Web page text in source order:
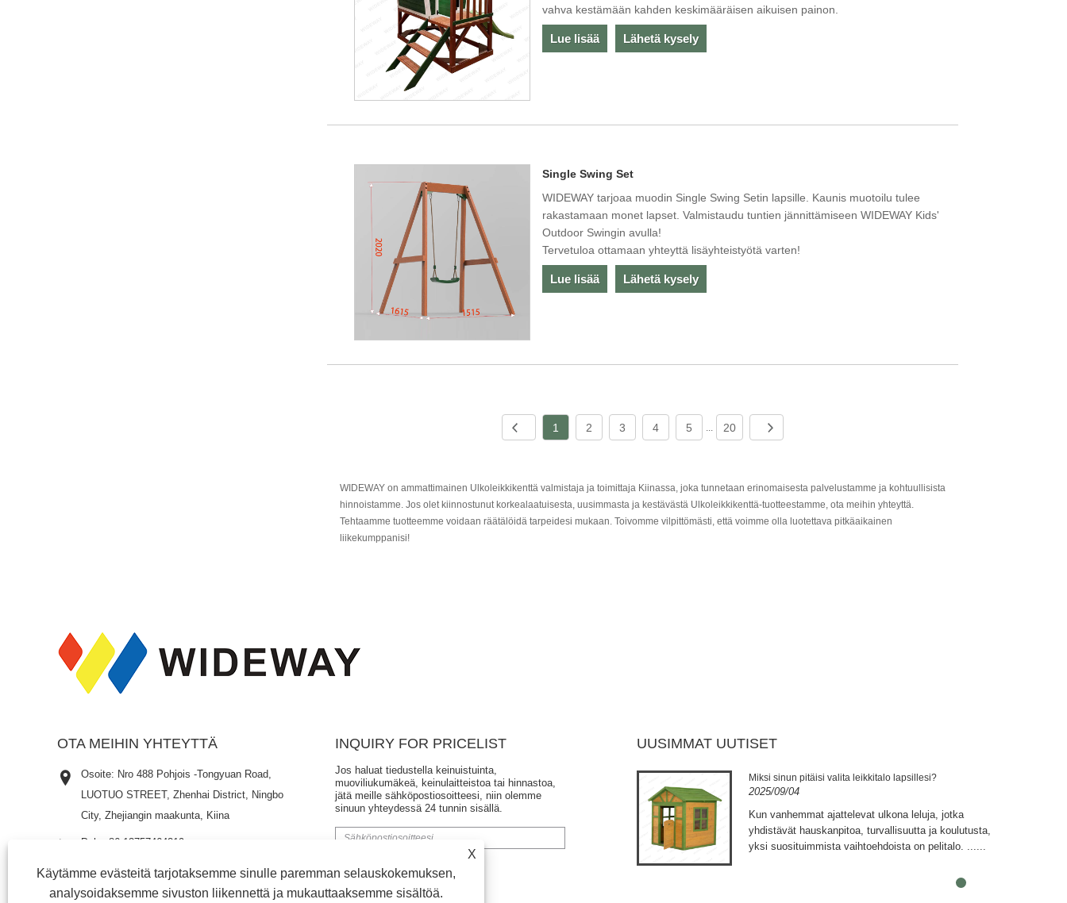
vahva kestämään kahden keskimääräisen aikuisen painon.
Lue lisää Lähetä kysely
Single Swing Set
WIDEWAY tarjoaa muodin Single Swing Setin lapsille. Kaunis muotoilu tulee
rakastamaan monet lapset. Valmistaudu tuntien jännittämiseen WIDEWAY Kids'
Outdoor Swingin avulla!
Tervetuloa ottamaan yhteyttä lisäyhteistyötä varten!
Lue lisää Lähetä kysely
1 2 3 4 5 ... 20
WIDEWAY on ammattimainen Ulkoleikkikenttä valmistaja ja toimittaja Kiinassa, joka tunnetaan erinomaisesta palvelustamme ja kohtuullisista
hinnoistamme. Jos olet kiinnostunut korkealaatuisesta, uusimmasta ja kestävästä Ulkoleikkikenttä-tuotteestamme, ota meihin yhteyttä.
Tehtaamme tuotteemme voidaan räätälöidä tarpeidesi mukaan. Toivomme vilpittömästi, että voimme olla luotettava pitkäaikainen
liikekumppanisi!
INQUIRY FOR PRICELIST
Jos haluat tiedustella keinuistuinta,
muoviliukumäkeä, keinulaitteistoa tai hinnastoa,
jätä meille sähköpostiosoitteesi, niin olemme
sinuun yhteydessä 24 tunnin sisällä.
OTA MEIHIN YHTEYTTÄ
Osoite: Nro 488 Pohjois -Tongyuan Road,
LUOTUO STREET, Zhenhai District, Ningbo
City, Zhejiangin maakunta, Kiina
Puh: +86-13757464219
Puhelin:+86-13757464219
Sähköposti:sales4@nbwideway.cn
UUSIMMAT UUTISET
Onko lasten keinuistuin turvallinen?
2024/10/12
Kun lapsesi leikkivät keinussa ulkona, suurin
huomioitava ongelma on turvallisuus. Tietysti on parasta
olla keinumatta liian korkealle ulkokeinussa, s......
Miksi sinun pitäisi valita leikkitalo lapsillesi?
2025/09/04
Kun vanhemmat ajattelevat ulkona leluja, jotka
yhdistävät hauskanpitoa, turvallisuutta ja koulutusta,
yksi suosituimmista vaihtoehdoista on pelitalo. ......
X
Käytämme evästeitä tarjotaksemme sinulle paremman selauskokemuksen,
analysoidaksemme sivuston liikennettä ja mukauttaaksemme sisältöä.